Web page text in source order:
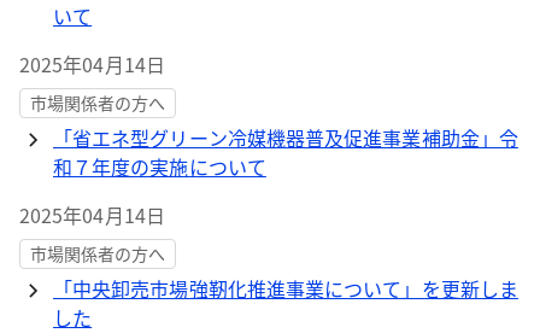
いて
2025年04月14日
市場関係者の方へ
「省エネ型グリーン冷媒機器普及促進事業補助金」令
和７年度の実施について
2025年04月14日
市場関係者の方へ
「中央卸売市場強靭化推進事業について」を更新しま
した